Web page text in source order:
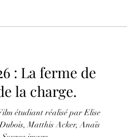
de la charge.
étudiant réalisé par Elise